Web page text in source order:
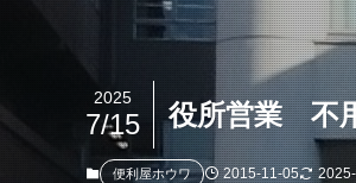
役所営業 不
2025
7/15
便利屋ホウワ 2015-11-05